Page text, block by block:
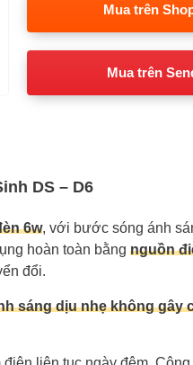
Mua trên
Mua trên
DS – D6
6w, với bước sóng ánh
hoàn toàn bằng nguồn
đổi.
sáng dịu nhẹ không gây